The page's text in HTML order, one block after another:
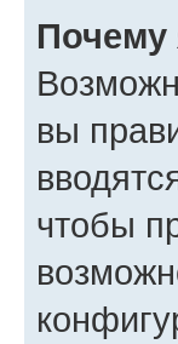
Почему
вы
чтобы